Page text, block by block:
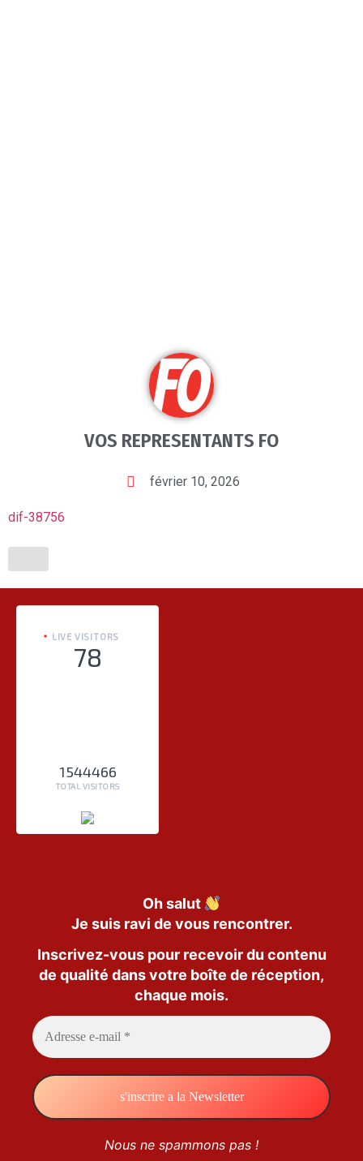
VOS REPRESENTANTS FO
février 10, 2026
dif-38756
LIVE VISITORS
78
1544466
TOTAL VISITORS
Oh salut
Je suis ravi de vous rencontrer.
Inscrivez-vous pour recevoir du contenu
de qualité dans votre boîte de réception,
chaque mois.
Nous ne spammons pas !